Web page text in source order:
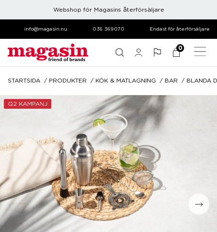
Webshop för Magasins återförsäljare
info@magasin.nu 036 369070 Endast för återförsäljare
0
STARTSIDA PRODUKTER KÖK & MATLAGNING BAR BLANDA
Q2 KAMPANJ